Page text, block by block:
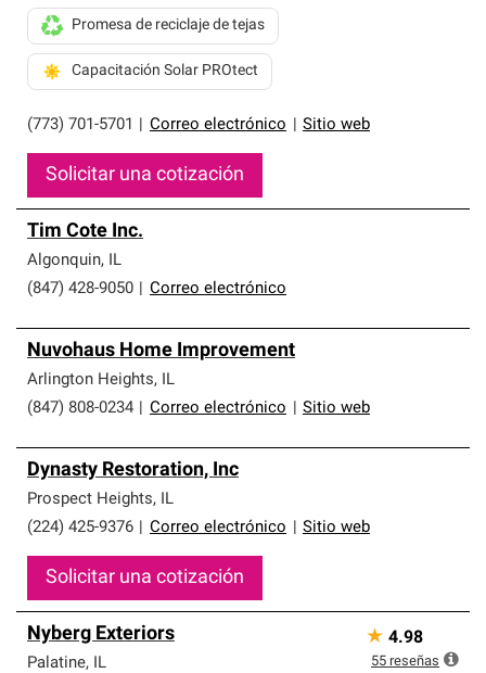
(773) 701-5701 Correo electrónico Sitio web
Promesa de reciclaje de tejas
Capacitación Solar PROtect
Solicitar una cotización
Tim Cote Inc.
Algonquin, IL
(847) 428-9050
Correo electrónico
Nuvohaus Home Improvement
Arlington Heights, IL
(847) 808-0234
Correo electrónico Sitio web
Dynasty Restoration, Inc
Prospect Heights, IL
(224) 425-9376
Correo electrónico Sitio web
Solicitar una cotización
Nyberg Exteriors
Palatine, IL
★ 4.98
55 reseñas